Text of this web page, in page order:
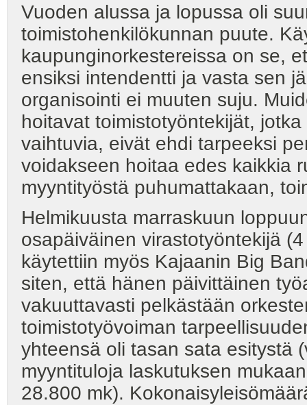
Vuoden alussa ja lopussa oli
toimistohenkilökunnan puute.
kaupunginorkestereissa on se,
ensiksi intendentti ja vasta sen
organisointi ei muuten suju.
hoitavat toimistotyöntekijät,
vaihtuvia, eivät ehdi tarpeeksi
voidakseen hoitaa edes kaikkia
myyntityöstä puhumattakaan,
Helmikuusta marraskuun
osapäiväinen virastotyöntekijä
käytettiin myös Kajaanin Big
siten, että hänen päivittäinen
vakuuttavasti pelkästään
toimistotyövoiman
yhteensä oli tasan sata esitystä
myyntituloja laskutuksen
28.800 mk).